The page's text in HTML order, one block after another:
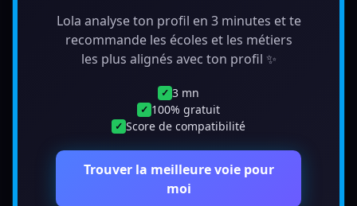
Lola analyse ton profil en 3 minutes et te
recommande les écoles et les métiers
les plus alignés avec ton profil ✨
✓ 3 mn
✓ 100% gratuit
✓ Score de compatibilité
Trouver la meilleure voie pour
moi